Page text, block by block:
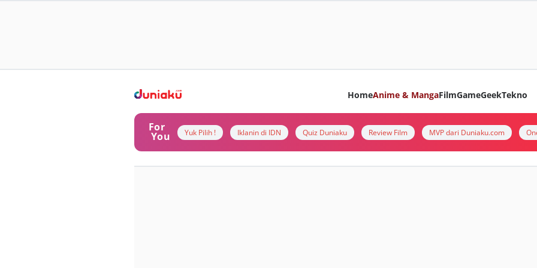
HomeAnime & MangaFilmGameGeekTekno
For
You Yuk Pilih ! Iklanin di IDN Quiz Duniaku Review Film MVP dari Duniaku.com